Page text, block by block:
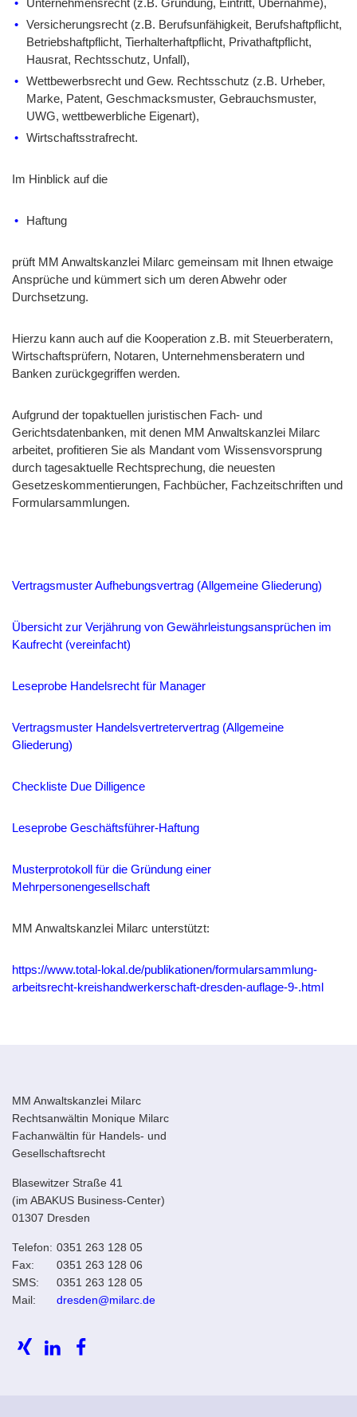
Unternehmensrecht (z.B. Gründung, Eintritt, Übernahme),
Versicherungsrecht (z.B. Berufsunfähigkeit, Berufshaftpflicht,
Betriebshaftpflicht, Tierhalterhaftpflicht, Privathaftpflicht,
Hausrat, Rechtsschutz, Unfall),
Wettbewerbsrecht und Gew. Rechtsschutz (z.B. Urheber,
Marke, Patent, Geschmacksmuster, Gebrauchsmuster,
UWG, wettbewerbliche Eigenart),
Wirtschaftsstrafrecht.
Im Hinblick auf die
Haftung
prüft MM Anwaltskanzlei Milarc gemeinsam mit Ihnen etwaige
Ansprüche und kümmert sich um deren Abwehr oder
Durchsetzung.
Hierzu kann auch auf die Kooperation z.B. mit Steuerberatern,
Wirtschaftsprüfern, Notaren, Unternehmensberatern und
Banken zurückgegriffen werden.
Aufgrund der topaktuellen juristischen Fach- und
Gerichtsdatenbanken, mit denen MM Anwaltskanzlei Milarc
arbeitet, profitieren Sie als Mandant vom Wissensvorsprung
durch tagesaktuelle Rechtsprechung, die neuesten
Gesetzeskommentierungen, Fachbücher, Fachzeitschriften und
Formularsammlungen.
Vertragsmuster Aufhebungsvertrag (Allgemeine Gliederung)
Übersicht zur Verjährung von Gewährleistungsansprüchen im
Kaufrecht (vereinfacht)
Leseprobe Handelsrecht für Manager
Vertragsmuster Handelsvertretervertrag (Allgemeine
Gliederung)
Checkliste Due Dilligence
Leseprobe Geschäftsführer-Haftung
Musterprotokoll für die Gründung einer
Mehrpersonengesellschaft
MM Anwaltskanzlei Milarc unterstützt:
https://www.total-lokal.de/publikationen/formularsammlung-
arbeitsrecht-kreishandwerkerschaft-dresden-auflage-9-.html
MM Anwaltskanzlei Milarc
Rechtsanwältin Monique Milarc
Fachanwältin für Handels- und
Gesellschaftsrecht
Blasewitzer Straße 41
(im ABAKUS Business-Center)
01307 Dresden
Telefon: 0351 263 128 05
Fax:
0351 263 128 06
SMS:
0351 263 128 05
Mail:
dresden@milarc.de